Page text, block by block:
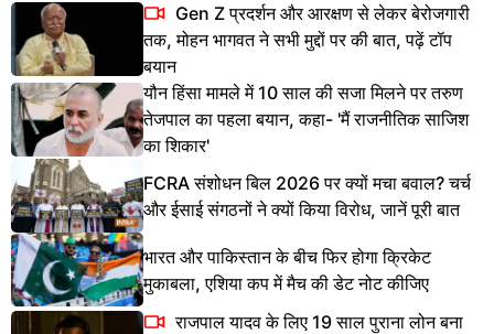
Gen Z प्रदर्शन और आरक्षण से लेकर बेरोजगारी
तक, मोहन भागवत ने सभी मुद्दों पर की बात, पढ़ें टॉप
बयान
यौन हिंसा मामले में 10 साल की सजा मिलने पर तरुण
तेजपाल का पहला बयान, कहा- 'मैं राजनीतिक साजिश
का शिकार'
FCRA संशोधन बिल 2026 पर क्यों मचा बवाल? चर्च
और ईसाई संगठनों ने क्यों किया विरोध, जानें पूरी बात
भारत और पाकिस्तान के बीच फिर होगा क्रिकेट
मुकाबला, एशिया कप में मैच की डेट नोट कीजिए
राजपाल यादव के लिए 19 साल पुराना लोन बना